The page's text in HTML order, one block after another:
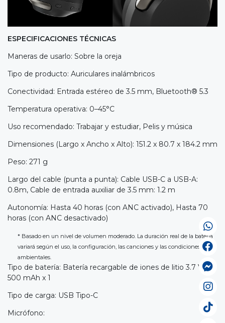
ESPECIFICACIONES TÉCNICAS
Maneras de usarlo: Sobre la oreja
Tipo de producto: Auriculares inalámbricos
Conectividad: Entrada estéreo de 3.5 mm, Bluetooth® 5.3
Temperatura operativa: 0–45°C
Uso recomendado: Trabajar y estudiar, Pelis y música
Dimensiones (Largo x Ancho x Alto): 151.2 x 80.7 x 184.2 mm
Peso: 271 g
Largo del cable (punta a punta): Cable USB-C a USB-A:
0.8m, Cable de entrada auxiliar de 3.5 mm: 1.2 m
Autonomía: Hasta 40 horas (con ANC activado), Hasta 70
horas (con ANC desactivado)
* Basado en un nivel de volumen moderado. La duración real de la batería
variará según el uso, la configuración, las canciones y las condiciones
ambientales.
Tipo de batería: Batería recargable de iones de litio 3.7 V
500 mAh x 1
Tipo de carga: USB Tipo-C
Micrófono: